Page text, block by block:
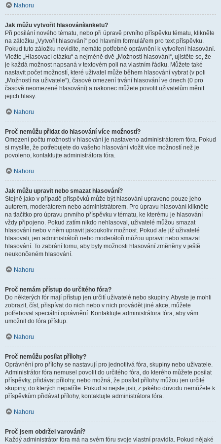
Nahoru
Jak můžu vytvořit hlasování/anketu?
Při posílání nového tématu, nebo při úpravě prvního příspěvku tématu, klikněte
na záložku „Vytvořit hlasování“ pod hlavním formulářem pro text příspěvku.
Pokud tuto záložku nevidíte, nemáte potřebné oprávnění k vytvoření hlasování.
Vložte „Hlasovací otázku“ a nejméně dvě „Možnosti hlasování“, ujistěte se, že
je každá možnost napsaná v textovém poli na vlastním řádku. Můžete také
nastavit počet možností, které uživatel může během hlasování vybrat (v poli
„Možností na uživatele“), časové omezení trvání hlasování ve dnech (0 pro
časově neomezené hlasování) a nakonec můžete povolit uživatelům měnit
jejich hlasy.
Nahoru
Proč nemůžu přidat do hlasování více možností?
Omezení počtu možností v hlasování je nastaveno administrátorem fóra. Pokud
si myslíte, že potřebujete do vašeho hlasování vložit více možností než je
povoleno, kontaktujte administrátora fóra.
Nahoru
Jak můžu upravit nebo smazat hlasování?
Stejně jako v případě příspěvků může být hlasování upraveno pouze jeho
autorem, moderátorem nebo administrátorem. Pro úpravu hlasování klikněte
na tlačítko pro úpravu prvního příspěvku v tématu, ke kterému je hlasování
vždy připojeno. Pokud zatím nikdo nehlasoval, uživatelé můžou smazat
hlasování nebo v něm upravit jakoukoliv možnost. Pokud ale již uživatelé
hlasovali, jen administrátoři nebo moderátoři můžou upravit nebo smazat
hlasování. To zabrání tomu, aby byly možnosti hlasování změněny v ještě
neukončeném hlasování.
Nahoru
Proč nemám přístup do určitého fóra?
Do některých fór mají přístup jen určití uživatelé nebo skupiny. Abyste je mohli
zobrazit, číst, přispívat do nich nebo v nich provádět jiné akce, můžete
potřebovat speciální oprávnění. Kontaktujte administrátora fóra, aby vám
umožnil do fóra přístup.
Nahoru
Proč nemůžu posílat přílohy?
Oprávnění pro přílohy se nastavují pro jednotlivá fóra, skupiny nebo uživatele.
Administrátor fóra nemusel povolit do určitého fóra, do kterého můžete posílat
příspěvky, přidávat přílohy, nebo možná, že posílat přílohy můžou jen určité
skupiny, do kterých nepatříte. Pokud si nejste jisti, z jakého důvodu nemůžete k
příspěvkům přidávat přílohy, kontaktujte administrátora fóra.
Nahoru
Proč jsem obdržel varování?
Každý administrátor fóra má na svém fóru svoje vlastní pravidla. Pokud nějaké